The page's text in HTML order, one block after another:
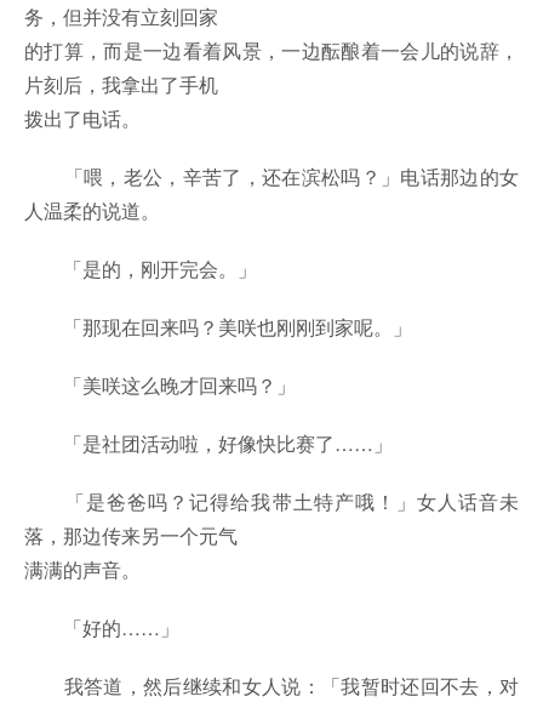
务，但并没有立刻回家
的打算，而是一边看着风景，一边酝酿着一会儿的说辞，
片刻后，我拿出了手机
拨出了电话。
「喂，老公，辛苦了，还在滨松吗？」电话那边的女
人温柔的说道。
「是的，刚开完会。」
「那现在回来吗？美咲也刚刚到家呢。」
「美咲这么晚才回来吗？」
「是社团活动啦，好像快比赛了……」
「是爸爸吗？记得给我带土特产哦！」女人话音未
落，那边传来另一个元气
满满的声音。
「好的……」
我答道，然后继续和女人说：「我暂时还回不去，对